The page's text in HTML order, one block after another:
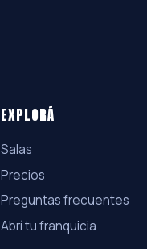
EXPLORÁ
Salas
Precios
Preguntas frecuentes
Abrí tu franquicia